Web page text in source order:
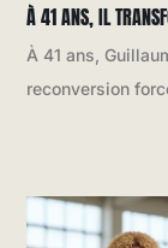
À 41 ANS, IL
À 41 ans,
reconversion